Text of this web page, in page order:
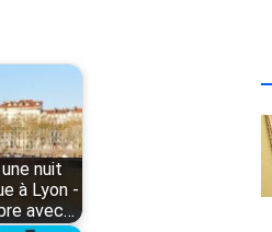
nuit
à Lyon -
avec…